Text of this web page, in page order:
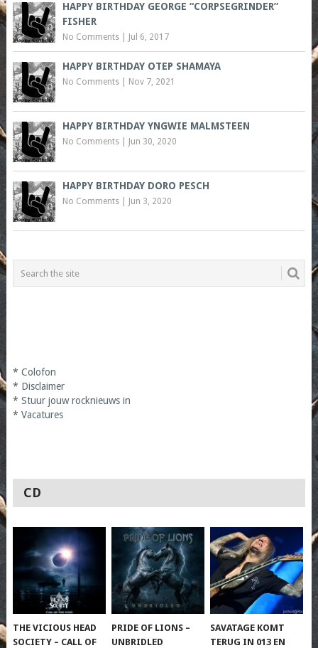
HAPPY BIRTHDAY GEORGE “CORPSEGRINDER”
FISHER
No Comments| Jul 6, 2017
HAPPY BIRTHDAY OTEP SHAMAYA
No Comments| Nov 7, 2021
HAPPY BIRTHDAY YNGWIE MALMSTEEN
No Comments| Jun 30, 2020
HAPPY BIRTHDAY DORO PESCH
No Comments| Jun 3, 2020
* Colofon
* Disclaimer
* Stuur jouw rocknieuws in
* Vacatures
CD
THE VICIOUS HEAD
SOCIETY – CALL OF
PRIDE OF LIONS –
UNBRIDLED
SAVATAGE KOMT
TERUG IN 013 EN